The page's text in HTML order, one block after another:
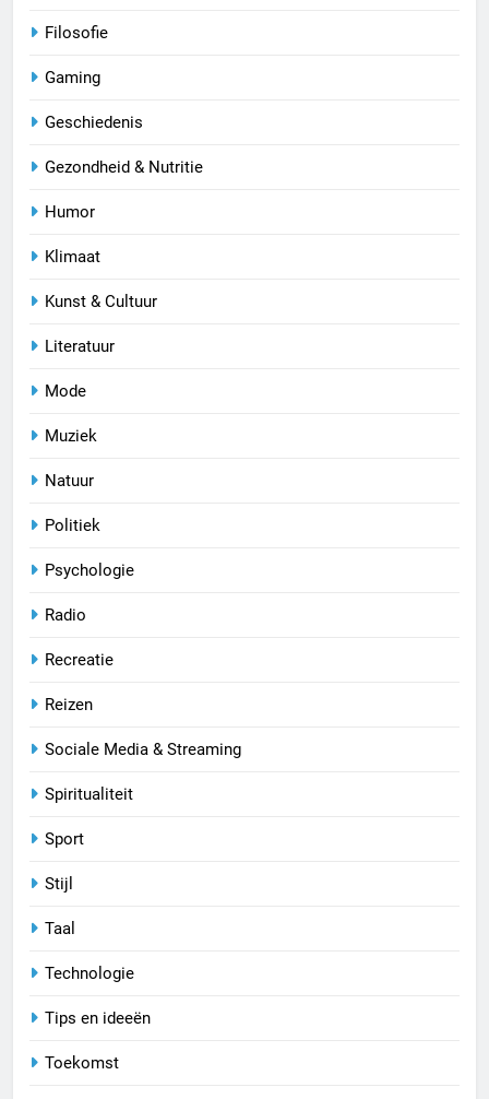
Filosofie
Gaming
Geschiedenis
Gezondheid & Nutritie
Humor
Klimaat
Kunst & Cultuur
Literatuur
Mode
Muziek
Natuur
Politiek
Psychologie
Radio
Recreatie
Reizen
Sociale Media & Streaming
Spiritualiteit
Sport
Stijl
Taal
Technologie
Tips en ideeën
Toekomst